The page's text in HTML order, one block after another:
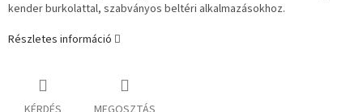
kender burkolattal, szabványos beltéri alkalmazásokhoz.
Részletes információ